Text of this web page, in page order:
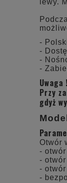
-
-
-
-
Uwaga
Przy
gdyż
Otwór
- otwór
-
-
-